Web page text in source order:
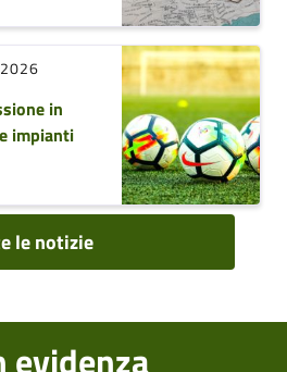
in
impianti
le notizie
evidenza